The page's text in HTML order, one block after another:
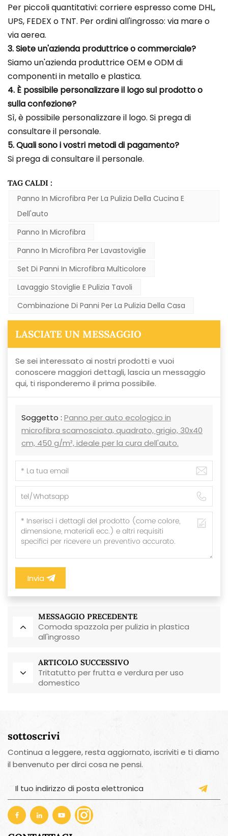
Per piccoli quantitativi: corriere espresso come DHL,
UPS, FEDEX o TNT. Per ordini all'ingrosso: via mare o
via aerea.
3. Siete un'azienda produttrice o commerciale?
Siamo un'azienda produttrice OEM e ODM di
componenti in metallo e plastica.
4. È possibile personalizzare il logo sul prodotto o
sulla confezione?
Sì, è possibile personalizzare il logo. Si prega di
consultare il personale.
5. Quali sono i vostri metodi di pagamento?
Si prega di consultare il personale.
TAG CALDI :
Panno In Microfibra Per La Pulizia Della Cucina E
Dell'auto
Panno In Microfibra
Panno In Microfibra Per Lavastoviglie
Set Di Panni In Microfibra Multicolore
Lavaggio Stoviglie E Pulizia Tavoli
Combinazione Di Panni Per La Pulizia Della Casa
LASCIATE UN MESSAGGIO
Se sei interessato ai nostri prodotti e vuoi
conoscere maggiori dettagli, lascia un messaggio
qui, ti risponderemo il prima possibile.
Soggetto : Panno per auto ecologico in
microfibra scamosciata, quadrato, grigio, 30x40
cm, 450 g/m², ideale per la cura dell'auto.
Invia
MESSAGGIO PRECEDENTE
Comoda spazzola per pulizia in plastica
all'ingrosso
ARTICOLO SUCCESSIVO
Tritatutto per frutta e verdura per uso
domestico
sottoscrivi
Continua a leggere, resta aggiornato, iscriviti e ti diamo
il benvenuto per dirci cosa ne pensi.